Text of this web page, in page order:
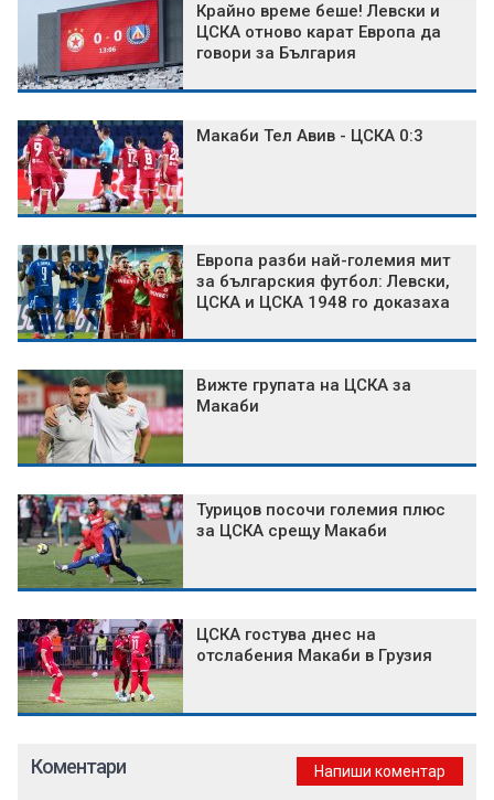
Крайно време беше! Левски и
ЦСКА отново карат Европа да
говори за България
Макаби Тел Авив - ЦСКА 0:3
Европа разби най-големия мит
за българския футбол: Левски,
ЦСКА и ЦСКА 1948 го доказаха
Вижте групата на ЦСКА за
Макаби
Турицов посочи големия плюс
за ЦСКА срещу Макаби
ЦСКА гостува днес на
отслабения Макаби в Грузия
Коментари Напиши коментар